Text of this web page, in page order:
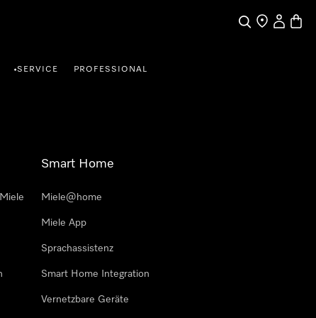
SucheHändlersuche
•SERVICE PROFESSIONAL
Smart Home
Miele@home
Miele App
Sprachassistenz
Smart Home Integration
Vernetzbare Geräte